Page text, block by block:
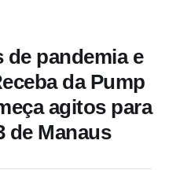
pandemia e
da Pump
agitos para
de Manaus